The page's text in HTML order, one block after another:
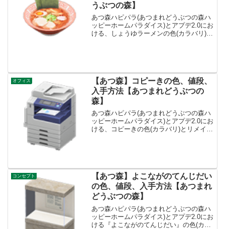
うぶつの森】
あつ森ハピパラ(あつまれどうぶつの森ハ
ッピーホームパラダイス)とアプデ2.0にお
ける、しょうゆラーメンの色(カラバリ)と
オフィス
【あつ森】コピーきの色、値段、
入手方法【あつまれどうぶつの
森】
あつ森ハピパラ(あつまれどうぶつの森ハ
ッピーホームパラダイス)とアプデ2.0にお
ける、コピーきの色(カラバリ)とリメイ
コンセプト
【あつ森】よこながのてんじだい
の色、値段、入手方法【あつまれ
どうぶつの森】
あつ森ハピパラ(あつまれどうぶつの森ハ
ッピーホームパラダイス)とアプデ2.0にお
ける『よこながのてんじだい』の色(カラ